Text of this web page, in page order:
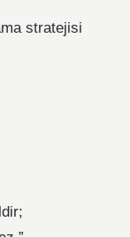
stratejisi